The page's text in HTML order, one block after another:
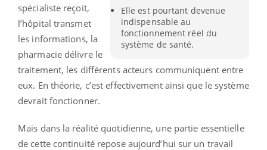
Elle est pourtant devenue
indispensable au
fonctionnement réel du
système de santé.
spécialiste reçoit,
l’hôpital transmet
les informations, la
pharmacie délivre le
traitement, les différents acteurs communiquent entre
eux. En théorie, c’est effectivement ainsi que le système
devrait fonctionner.
Mais dans la réalité quotidienne, une partie essentielle
de cette continuité repose aujourd’hui sur un travail